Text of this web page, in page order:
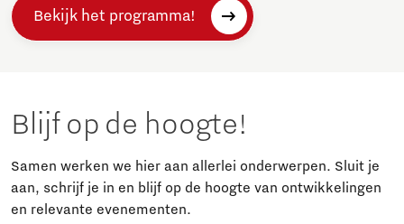
Bekijk het programma!
Blijf op de hoogte!
Samen werken we hier aan allerlei onderwerpen. Sluit je
aan, schrijf je in en blijf op de hoogte van ontwikkelingen
en relevante evenementen.